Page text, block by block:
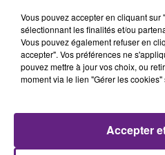
Publié : 21 décembre 2020 à
Vous pouvez accepter en cliquant sur
sélectionnant les finalités et/ou
Vous pouvez également refuser en
accepter". Vos préférences ne
pouvez mettre à jour vos choix, ou
moment via le lien "Gérer les
Accepter